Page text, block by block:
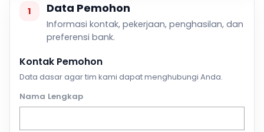
1 Data Pemohon
Informasi kontak, pekerjaan, penghasilan, dan
preferensi bank.
Kontak Pemohon
Data dasar agar tim kami dapat menghubungi Anda.
Nama Lengkap